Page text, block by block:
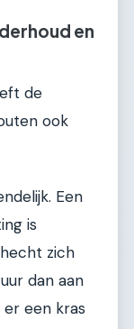
en
de
ook
Een
is
zich
dan aan
een kras